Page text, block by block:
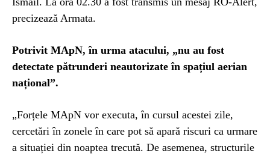
precizează Armata.
Potrivit MApN, în urma atacului, „nu au fost
detectate pătrunderi neautorizate în spațiul aerian
național”.
„Forțele MApN vor executa, în cursul acestei zile,
cercetări în zonele în care pot să apară riscuri ca urmare
a situației din noaptea trecută. De asemenea, structurile